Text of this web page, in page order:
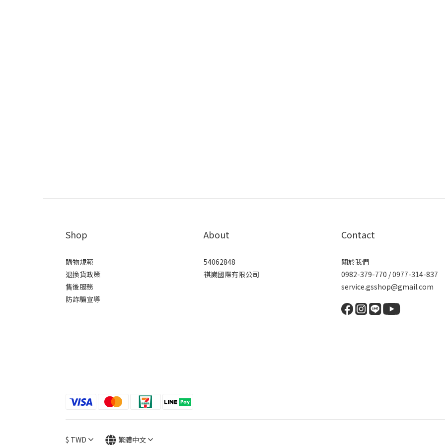
Shop
購物規範
退換貨政策
售後服務
防詐騙宣導
About
54062848
祺崴國際有限公司
Contact
關於我們
0982-379-770 / 0977-314-837
service.gsshop@gmail.com
$ TWD 繁體中文